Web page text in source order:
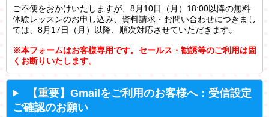
ご不便をおかけいたしますが、8月10日（月）18:00以降の無料
体験レッスンのお申し込み、資料請求・お問い合わせにつきまし
ては、8月17日（月）以降、順次対応させていただきます。
※本フォームはお客様専用です。セールス・勧誘等のご利用は固
くお断りいたします。
【重要】Gmailをご利用のお客様へ：受信設定
ご確認のお願い